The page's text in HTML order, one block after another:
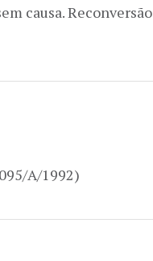
causa. Reconversão
A/1992)